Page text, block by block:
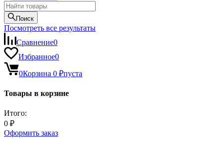
Поиск
Посмотреть все результаты
Сравнение0
Избранное0
0Корзина 0 ₽пуста
Товары в корзине
Итого:
0 ₽
Оформить заказ